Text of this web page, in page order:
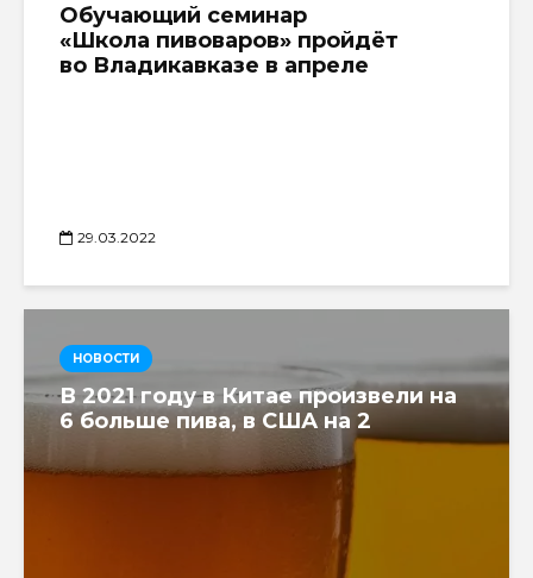
Обучающий семинар
«Школа пивоваров» пройдёт
во Владикавказе в апреле
29.03.2022
НОВОСТИ
В 2021 году в Китае произвели на
6 больше пива, в США на 2